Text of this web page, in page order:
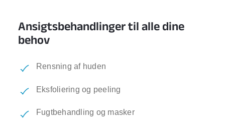
Ansigtsbehandlinger til alle dine
behov
Rensning af huden
Eksfoliering og peeling
Fugtbehandling og masker